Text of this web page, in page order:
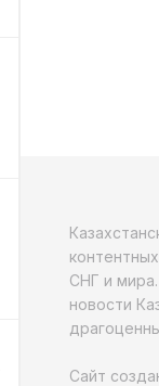
СНГ и
новости
Сайт